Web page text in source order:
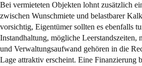
Bei vermieteten Objekten lohnt zusätzlich
zwischen Wunschmiete und belastbarer
vorsichtig, Eigentümer sollten es ebenfalls
Instandhaltung, mögliche Leerstandszeiten,
und Verwaltungsaufwand gehören in die
Lage attraktiv erscheint. Eine Finanzierung